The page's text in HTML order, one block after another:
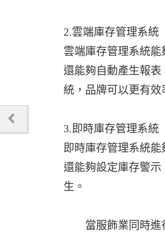
2.雲端庫存管理系統
雲端庫存管理系統
還能夠自動產生報
統，品牌可以更有效
3.即時庫存管理系統
即時庫存管理系統
還能夠設定庫存警
生。
當服飾業同時進行